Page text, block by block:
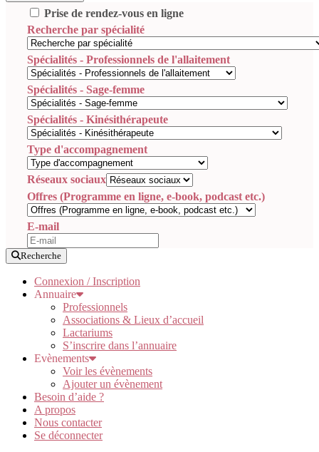
Prise de rendez-vous en ligne
Recherche par spécialité
Spécialités - Professionnels de l'allaitement
Spécialités - Sage-femme
Spécialités - Kinésithérapeute
Type d'accompagnement
Réseaux sociaux
Offres (Programme en ligne, e-book, podcast etc.)
E-mail
Recherche
Connexion / Inscription
Annuaire
Professionnels
Associations & Lieux d’accueil
Lactariums
S’inscrire dans l’annuaire
Evènements
Voir les évènements
Ajouter un évènement
Besoin d’aide ?
A propos
Nous contacter
Se déconnecter